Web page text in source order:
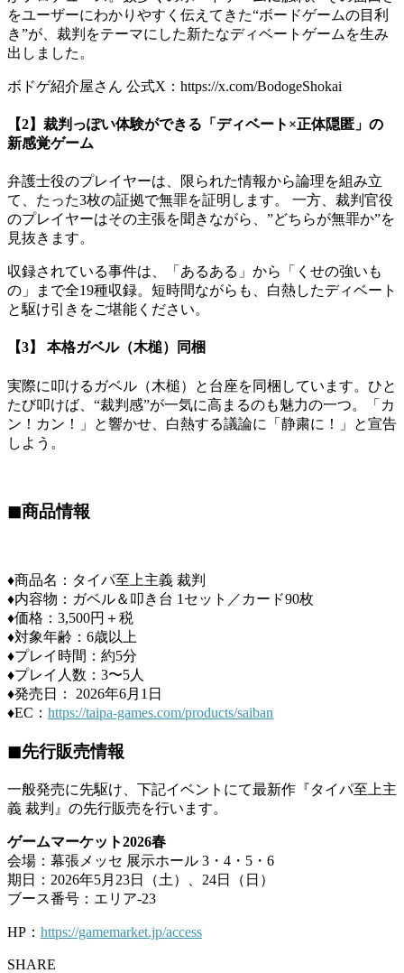
をユーザーにわかりやすく伝えてきた“ボードゲームの目利
き”が、裁判をテーマにした新たなディベートゲームを生み
出しました。
ボドゲ紹介屋さん 公式X：https://x.com/BodogeShokai
【2】裁判っぽい体験ができる「ディベート×正体隠匿」の
新感覚ゲーム
弁護士役のプレイヤーは、限られた情報から論理を組み立
て、たった3枚の証拠で無罪を証明します。 一方、裁判官役
のプレイヤーはその主張を聞きながら、”どちらが無罪か”を
見抜きます。
収録されている事件は、「あるある」から「くせの強いも
の」まで全19種収録。短時間ながらも、白熱したディベート
と駆け引きをご堪能ください。
【3】 本格ガベル（木槌）同梱
実際に叩けるガベル（木槌）と台座を同梱しています。ひと
たび叩けば、“裁判感”が一気に高まるのも魅力の一つ。「カ
ン！カン！」と響かせ、白熱する議論に「静粛に！」と宣告
しよう。
◼︎商品情報
♦︎商品名：タイパ至上主義 裁判
♦︎内容物：ガベル＆叩き台 1セット／カード90枚
♦︎価格：3,500円＋税
♦︎対象年齢：6歳以上
♦︎プレイ時間：約5分
♦︎プレイ人数：3〜5人
♦︎発売日： 2026年6月1日
♦︎EC： https://taipa-games.com/products/saiban
◼︎先行販売情報
一般発売に先駆け、下記イベントにて最新作『タイパ至上主
義 裁判』の先行販売を行います。
ゲームマーケット2026春
会場：幕張メッセ 展示ホール 3・4・5・6
期日：2026年5月23日（土）、24日（日）
ブース番号：エリア-23
HP： https://gamemarket.jp/access
SHARE